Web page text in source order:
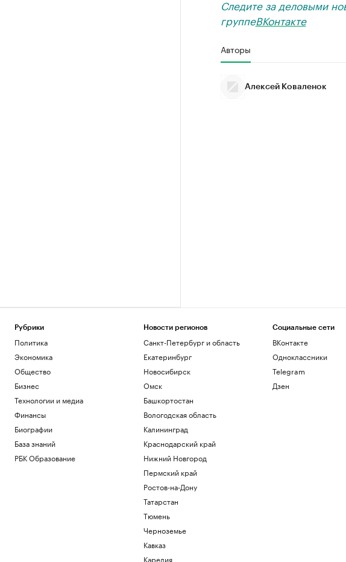
Следите за деловыми
группеВКонтакте
Авторы
Алексей Коваленок
Рубрики
Политика
Экономика
Общество
Бизнес
Технологии и медиа
Финансы
Биографии
База знаний
РБК Образование
Новости регионов
Санкт-Петербург и область
Екатеринбург
Новосибирск
Омск
Башкортостан
Вологодская область
Калининград
Краснодарский край
Нижний Новгород
Пермский край
Ростов-на-Дону
Татарстан
Тюмень
Черноземье
Кавказ
Карелия
Социальные сети
ВКонтакте
Одноклассники
Telegram
Дзен